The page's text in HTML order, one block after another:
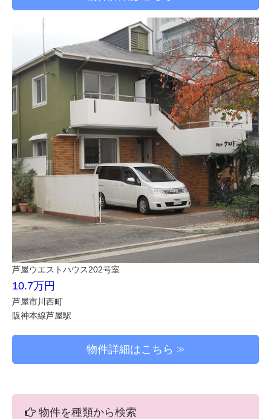
芦屋ウエストハウス202号室
10.7万円
芦屋市川西町
阪神本線芦屋駅
物件詳細はこちら
物件を種類から検索